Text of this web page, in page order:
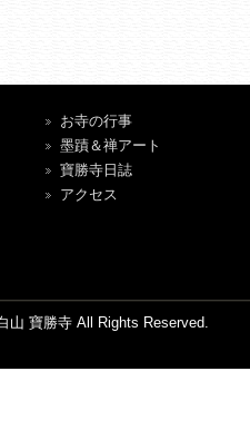
お寺の行事
墨蹟＆禅アート
寶勝寺日誌
アクセス
山 寶勝寺 All Rights Reserved.